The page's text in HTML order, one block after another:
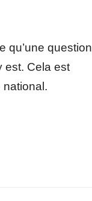
qu’une question
est. Cela est
national.